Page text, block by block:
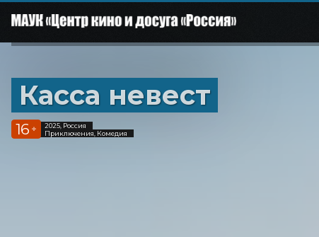
Касса невест
16 +
2025, Россия
Приключения, Комедия